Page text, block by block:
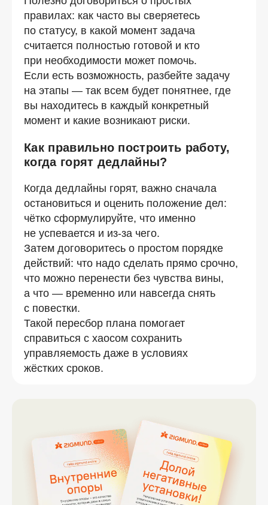
правилах: как часто вы сверяетесь
по статусу, в какой момент задача
считается полностью готовой и кто
при необходимости может помочь.
Если есть возможность, разбейте задачу
на этапы — так всем будет понятнее, где
вы находитесь в каждый конкретный
момент и какие возникают риски.
Как правильно построить работу,
когда горят дедлайны?
Когда дедлайны горят, важно сначала
остановиться и оценить положение дел:
чётко сформулируйте, что именно
не успевается и из-за чего.
Затем договоритесь о простом порядке
действий: что надо сделать прямо срочно,
что можно перенести без чувства вины,
а что — временно или навсегда снять
с повестки.
Такой пересбор плана помогает
справиться с хаосом сохранить
управляемость даже в условиях
жёстких сроков.